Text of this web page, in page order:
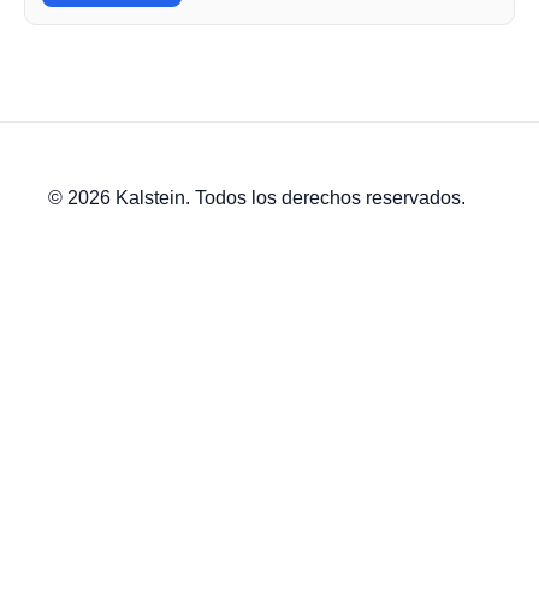
© 2026 Kalstein. Todos los derechos reservados.